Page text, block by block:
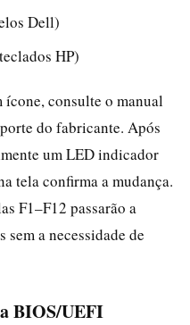
Dell)
HP)
consulte o manual
do fabricante. Após
um LED indicador
tela confirma a mudança.
F1–F12 passarão a
a necessidade de
BIOS/UEFI